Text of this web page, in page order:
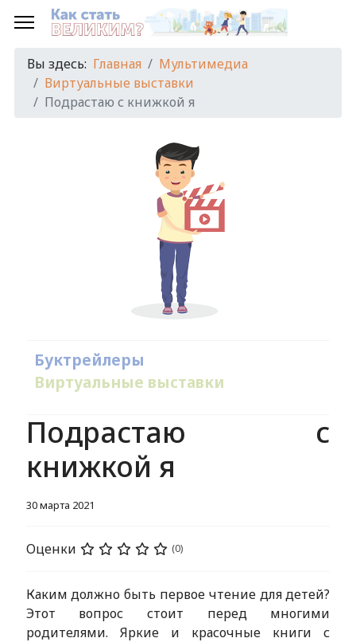
Вы здесь: Главная
Мультимедиа
Виртуальные выставки
Подрастаю с книжкой я
Буктрейлеры
Виртуальные выставки
Подрастаю с
книжкой я
30 марта 2021
Оценки (0)
Каким должно быть первое чтение для детей?
Этот вопрос стоит перед многими
родителями. Яркие и красочные книги с